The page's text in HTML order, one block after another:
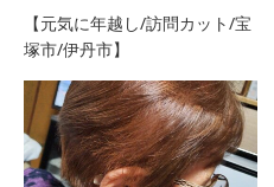
【元気に年越し/訪問カット/宝
塚市/伊丹市】